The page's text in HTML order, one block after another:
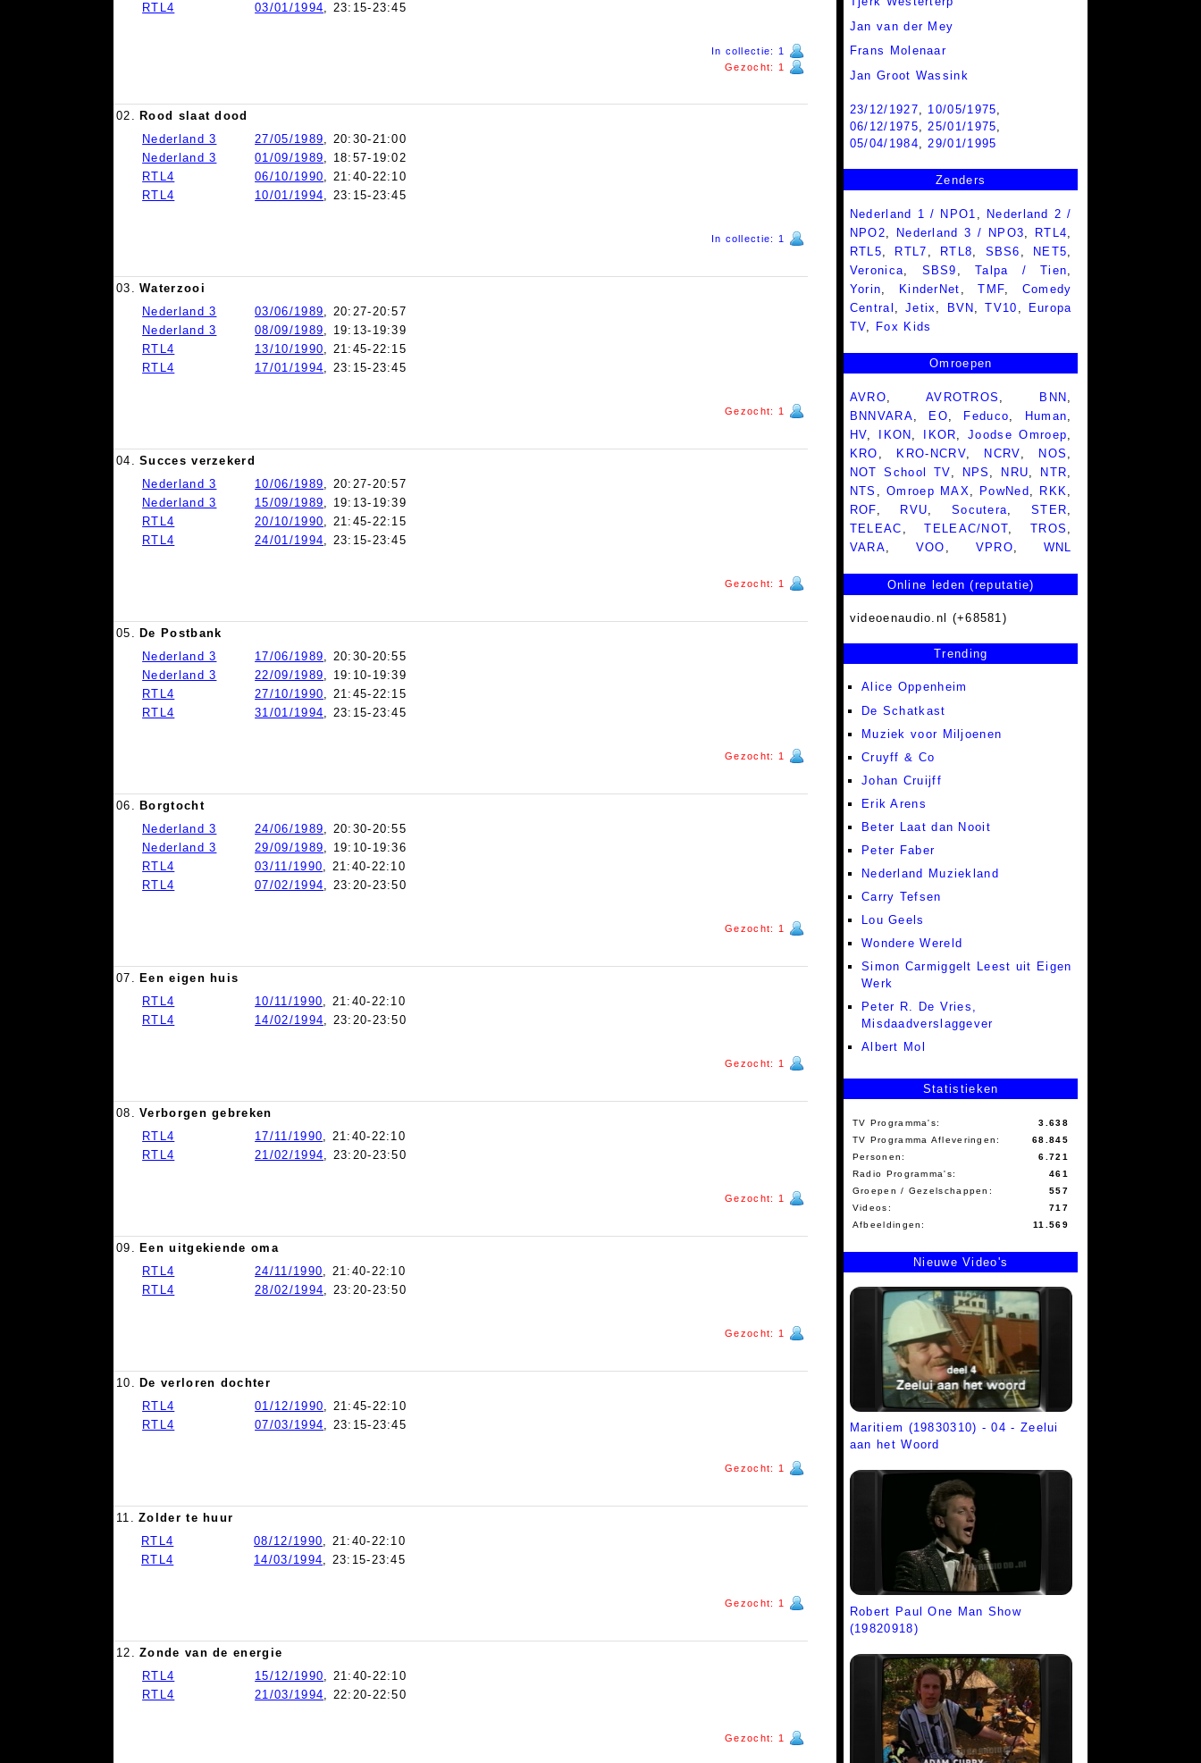
RTL4
03/01/1994 , 23:15-23:45
In collectie: 1
Gezocht: 1
02.
Rood slaat dood
Nederland 3
27/05/1989 , 20:30-21:00
Nederland 3
01/09/1989 , 18:57-19:02
RTL4
06/10/1990 , 21:40-22:10
RTL4
10/01/1994 , 23:15-23:45
In collectie: 1
03.
Waterzooi
Nederland 3
03/06/1989 , 20:27-20:57
Nederland 3
08/09/1989 , 19:13-19:39
RTL4
13/10/1990 , 21:45-22:15
RTL4
17/01/1994 , 23:15-23:45
Gezocht: 1
04.
Succes verzekerd
Nederland 3
10/06/1989 , 20:27-20:57
Nederland 3
15/09/1989 , 19:13-19:39
RTL4
20/10/1990 , 21:45-22:15
RTL4
24/01/1994 , 23:15-23:45
Gezocht: 1
05.
De Postbank
Nederland 3
17/06/1989 , 20:30-20:55
Nederland 3
22/09/1989 , 19:10-19:39
RTL4
27/10/1990 , 21:45-22:15
RTL4
31/01/1994 , 23:15-23:45
Gezocht: 1
06.
Borgtocht
Nederland 3
24/06/1989 , 20:30-20:55
Nederland 3
29/09/1989 , 19:10-19:36
RTL4
03/11/1990 , 21:40-22:10
RTL4
07/02/1994 , 23:20-23:50
Gezocht: 1
07.
Een eigen huis
RTL4
10/11/1990 , 21:40-22:10
RTL4
14/02/1994 , 23:20-23:50
Gezocht: 1
08.
Verborgen gebreken
RTL4
17/11/1990 , 21:40-22:10
RTL4
21/02/1994 , 23:20-23:50
Gezocht: 1
09.
Een uitgekiende oma
RTL4
24/11/1990 , 21:40-22:10
RTL4
28/02/1994 , 23:20-23:50
Gezocht: 1
10.
De verloren dochter
RTL4
01/12/1990 , 21:45-22:10
RTL4
07/03/1994 , 23:15-23:45
Gezocht: 1
11.
Zolder te huur
RTL4
08/12/1990 , 21:40-22:10
RTL4
14/03/1994 , 23:15-23:45
Gezocht: 1
12.
Zonde van de energie
RTL4
15/12/1990 , 21:40-22:10
RTL4
21/03/1994 , 22:20-22:50
Gezocht: 1
Jan van der Mey
Frans Molenaar
Jan Groot Wassink
23/12/1927, 10/05/1975,
06/12/1975,25/01/1975,
05/04/1984,29/01/1995
Zenders
Nederland 1 / NPO1
Nederland 2 /
NPO2
Nederland 3 / NPO3 RTL4
RTL5
RTL7 RTL8 SBS6 NET5
Veronica
SBS9 ,Talpa / Tien
Yorin
KinderNet ,TMF
Comedy
Central
Jetix BVN ,TV10
Europa
TV
Fox Kids
Omroepen
AVRO, AVROTROS , BNN ,
BNNVARA, EO, Feduco, Human,
HV, IKON , IKOR,Joodse Omroep,
KRO , KRO-NCRV, NCRV, NOS ,
NOT School TV, NPS , NRU, NTR,
NTS ,Omroep MAX, PowNed , RKK,
ROF, RVU, Socutera,STER,
TELEAC ,TELEAC/NOT,TROS ,
VARA, VOO , VPRO, WNL
Online leden (reputatie)
videoenaudio.nl (+68581)
Trending
Alice Oppenheim
De Schatkast
Muziek voor Miljoenen
Cruyff & Co
Johan Cruijff
Erik Arens
Beter Laat dan Nooit
Peter Faber
Nederland Muziekland
Carry Tefsen
Lou Geels
Wondere Wereld
Simon Carmiggelt Leest uit Eigen
Werk
Peter R. De Vries,
Misdaadverslaggever
Albert Mol
Statistieken
TV Programma's:
3.638
TV Programma Afleveringen:
68.845
Personen:
6.721
Radio Programma's:
461
Groepen / Gezelschappen:
557
Videos:
717
Afbeeldingen:
11.569
Nieuwe Video's
Maritiem (19830310) - 04 - Zeelui
aan het Woord
Robert Paul One Man Show
(19820918)